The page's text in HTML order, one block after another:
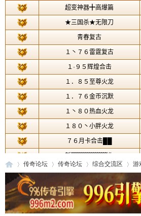
传 »
传奇论坛
›
传奇论坛 综合交流区
›
游